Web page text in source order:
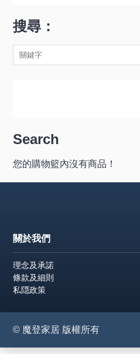
搜尋：
Search
您的購物籃內沒有商品！
關於我們
理念及承諾
條款及細則
私隠政策
© 魔登家居 版權所有